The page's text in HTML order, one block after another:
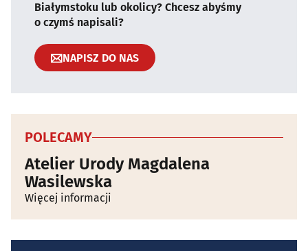
Białymstoku lub okolicy? Chcesz abyśmy
o czymś napisali?
NAPISZ DO NAS
POLECAMY
Atelier Urody Magdalena
Wasilewska
Więcej informacji